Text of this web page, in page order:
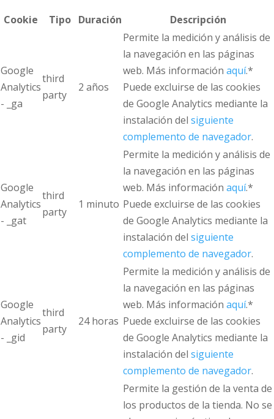
Cookie Tipo Duración Descripción
Google
Analytics
- _ga
third
party
2 años
Permite la medición y análisis de
la navegación en las páginas
web. Más información aquí.*
Puede excluirse de las cookies
de Google Analytics mediante la
instalación del siguiente
complemento de navegador.
Google
Analytics
- _gat
third
party
1 minuto
Permite la medición y análisis de
la navegación en las páginas
web. Más información aquí.*
Puede excluirse de las cookies
de Google Analytics mediante la
instalación del siguiente
complemento de navegador.
Google
Analytics
- _gid
third
party
24 horas
Permite la medición y análisis de
la navegación en las páginas
web. Más información aquí.*
Puede excluirse de las cookies
de Google Analytics mediante la
instalación del siguiente
complemento de navegador.
Permite la gestión de la venta de
los productos de la tienda. No se